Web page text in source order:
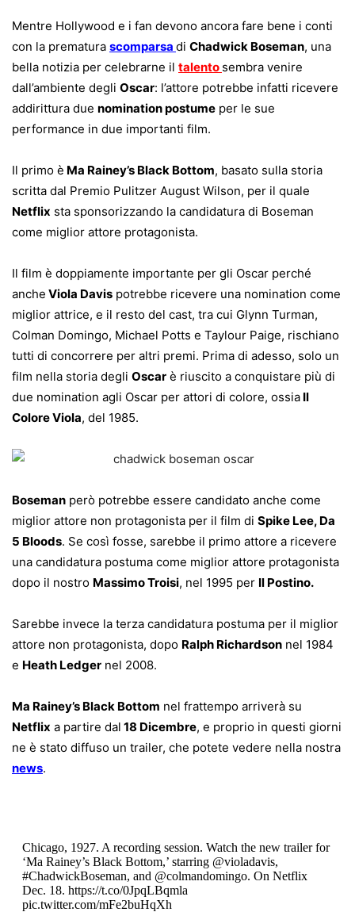
Mentre Hollywood e i fan devono ancora fare bene i conti
con la prematura scomparsa di Chadwick Boseman, una
bella notizia per celebrarne il talento sembra venire
dall’ambiente degli Oscar: l’attore potrebbe infatti ricevere
addirittura due nomination postume per le sue
performance in due importanti film.
Il primo è Ma Rainey’s Black Bottom, basato sulla storia
scritta dal Premio Pulitzer August Wilson, per il quale
Netflix sta sponsorizzando la candidatura di Boseman
come miglior attore protagonista.
Il film è doppiamente importante per gli Oscar perché
anche Viola Davis potrebbe ricevere una nomination come
miglior attrice, e il resto del cast, tra cui Glynn Turman,
Colman Domingo, Michael Potts e Taylour Paige, rischiano
tutti di concorrere per altri premi. Prima di adesso, solo un
film nella storia degli Oscar è riuscito a conquistare più di
due nomination agli Oscar per attori di colore, ossia Il
Colore Viola, del 1985.
Boseman però potrebbe essere candidato anche come
miglior attore non protagonista per il film di Spike Lee, Da
5 Bloods. Se così fosse, sarebbe il primo attore a ricevere
una candidatura postuma come miglior attore protagonista
dopo il nostro Massimo Troisi, nel 1995 per Il Postino.
Sarebbe invece la terza candidatura postuma per il miglior
attore non protagonista, dopo Ralph Richardson nel 1984
e Heath Ledger nel 2008.
Ma Rainey’s Black Bottom nel frattempo arriverà su
Netflix a partire dal 18 Dicembre, e proprio in questi giorni
ne è stato diffuso un trailer, che potete vedere nella nostra
news.
Chicago, 1927. A recording session. Watch the new trailer for
‘Ma Rainey’s Black Bottom,’ starring @violadavis,
#ChadwickBoseman, and @colmandomingo. On Netflix
Dec. 18. https://t.co/0JpqLBqmla
pic.twitter.com/mFe2buHqXh